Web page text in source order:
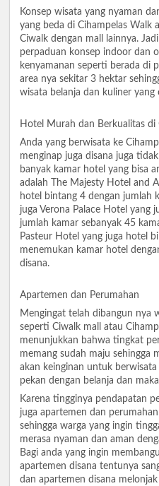
Konsep wisata yang nyaman
yang beda di Cihampelas Walk
Ciwalk dengan mall lainnya.
perpaduan konsep indoor dan
kenyamanan seperti berada di
area nya sekitar 3 hektar
wisata belanja dan kuliner yang
Hotel Murah dan Berkualitas di
Anda yang berwisata ke
menginap juga disana juga
banyak kamar hotel yang bisa
adalah The Majesty Hotel and
hotel bintang 4 dengan jumlah
juga Verona Palace Hotel yang
jumlah kamar sebanyak 45
Pasteur Hotel yang juga hotel
menemukan kamar hotel
disana.
Apartemen dan Perumahan
Mengingat telah dibangun nya
seperti Ciwalk mall atau
menunjukkan bahwa tingkat
memang sudah maju sehingga
akan keinginan untuk
pekan dengan belanja dan
Karena tingginya pendapatan
juga apartemen dan
sehingga warga yang ingin
merasa nyaman dan aman
Bagi anda yang ingin
apartemen disana tentunya
dan apartemen disana